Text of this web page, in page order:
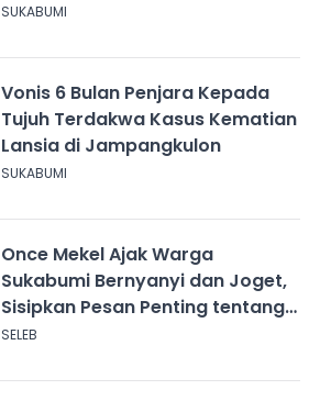
SUKABUMI
Vonis 6 Bulan Penjara Kepada
Tujuh Terdakwa Kasus Kematian
Lansia di Jampangkulon
SUKABUMI
Once Mekel Ajak Warga
Sukabumi Bernyanyi dan Joget,
Sisipkan Pesan Penting tentang
ASI
SELEB